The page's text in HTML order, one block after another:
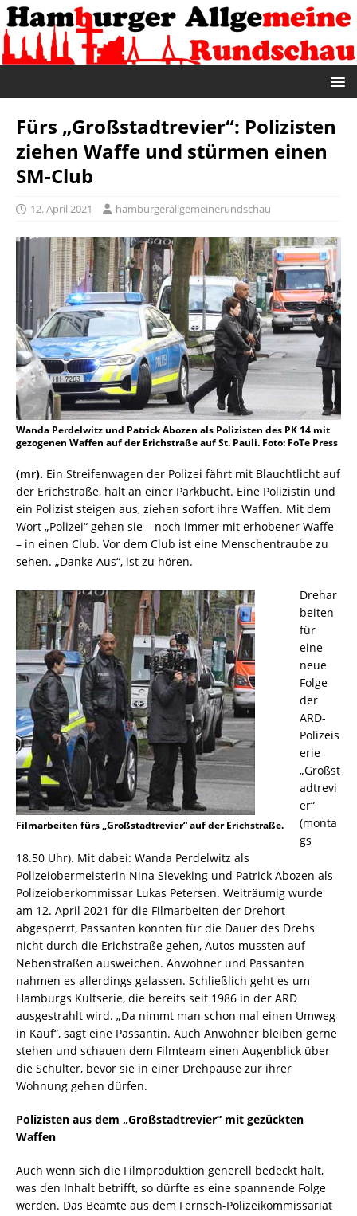
Fürs „Großstadtrevier“: Polizisten
ziehen Waffe und stürmen einen
SM-Club
12. April 2021 hamburgerallgemeinerundschau
Wanda Perdelwitz und Patrick Abozen als Polizisten des PK 14 mit
gezogenen Waffen auf der Erichstraße auf St. Pauli. Foto: FoTe Press
(mr). Ein Streifenwagen der Polizei fährt mit Blauchtlicht auf
der Erichstraße, hält an einer Parkbucht. Eine Polizistin und
ein Polizist steigen aus, ziehen sofort ihre Waffen. Mit dem
Wort „Polizei“ gehen sie – noch immer mit erhobener Waffe
– in einen Club. Vor dem Club ist eine Menschentraube zu
sehen. „Danke Aus“, ist zu hören.
Filmarbeiten fürs „Großstadtrevier“ auf der Erichstraße.
Drehar
beiten
für
eine
neue
Folge
der
ARD-
Polizeis
erie
„Großst
adtrevi
er“
(monta
gs
18.50 Uhr). Mit dabei: Wanda Perdelwitz als
Polizeiobermeisterin Nina Sieveking und Patrick Abozen als
Polizeioberkommissar Lukas Petersen. Weiträumig wurde
am 12. April 2021 für die Filmarbeiten der Drehort
abgesperrt, Passanten konnten für die Dauer des Drehs
nicht durch die Erichstraße gehen, Autos mussten auf
Nebenstraßen ausweichen. Anwohner und Passanten
nahmen es allerdings gelassen. Schließlich geht es um
Hamburgs Kultserie, die bereits seit 1986 in der ARD
ausgestrahlt wird. „Da nimmt man schon mal einen Umweg
in Kauf“, sagt eine Passantin. Auch Anwohner bleiben gerne
stehen und schauen dem Filmteam einen Augenblick über
die Schulter, bevor sie in einer Drehpause zur ihrer
Wohnung gehen dürfen.
Polizisten aus dem „Großstadtrevier“ mit gezückten
Waffen
Auch wenn sich die Filmproduktion generell bedeckt hält,
was den Inhalt betrifft, so dürfte es eine spannende Folge
werden. Das Beamte aus dem Fernseh-Polizeikommissariat